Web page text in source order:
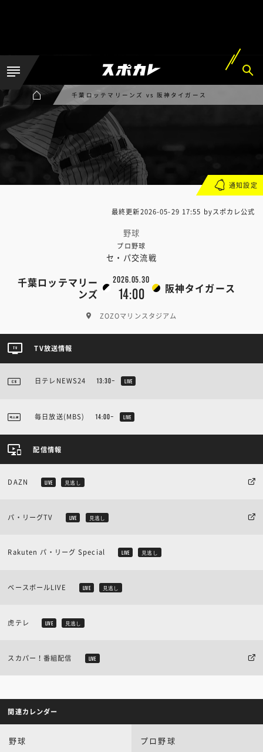
千葉ロッテマリーンズ vs 阪神タイガース
最終更新2026-05-29 17:55 byスポカレ公式
野球
プロ野球
セ・パ交流戦
千葉ロッテマリー
ンズ
2026.05.30
14:00 阪神タイガース
ZOZOマリンスタジアム
通知設定
TV放送情報
日テレNEWS24 13:30~ LIVE
毎日放送(MBS) 14:00~ LIVE
配信情報
DAZN LIVE 見逃し
パ・リーグTV LIVE 見逃し
Rakuten パ・リーグ Special LIVE 見逃し
ベースボールLIVE LIVE 見逃し
虎テレ LIVE 見逃し
スカパー！番組配信 LIVE
関連カレンダー
野球 プロ野球